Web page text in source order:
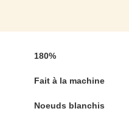
180%
Fait à la machine
Noeuds blanchis